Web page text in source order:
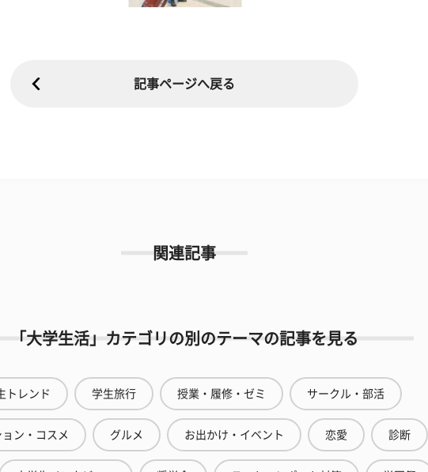
記事ページへ戻る
関連記事
「大学生活」カテゴリの別のテーマの記事を見る
トレンド 学生旅行 授業・履修・ゼミ サークル・部活
ョン・コスメ グルメ お出かけ・イベント 恋愛 診断